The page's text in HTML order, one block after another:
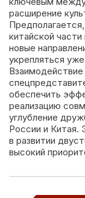
расширение
китайской
новые
укрепляться
обеспечить
реализацию
углубление
России и Китая.
в развитии
высокий